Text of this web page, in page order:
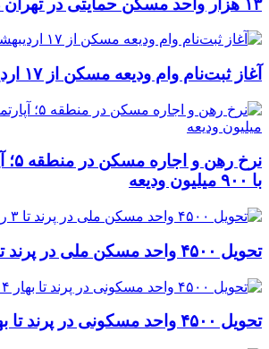
آغاز ثبت‌نام وام ودیعه مسکن از ۱۷ اردیبهشت
با ۹۰۰ میلیون ودیعه
تحویل ۴۵۰۰ واحد مسکن ملی در پرند تا ۳ روز دیگر
تحویل ۴۵۰۰ واحد مسکونی در پرند تا بهار ۱۴۰۴